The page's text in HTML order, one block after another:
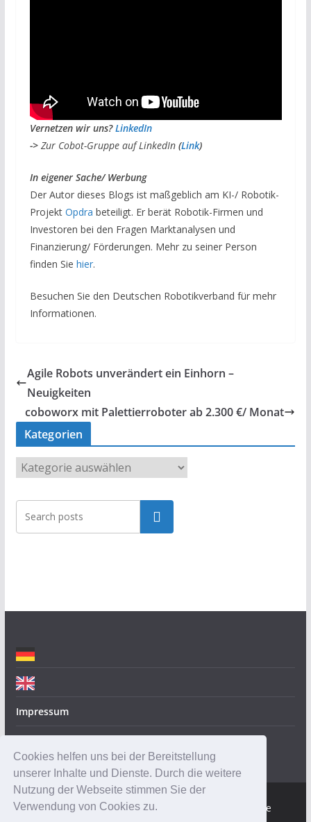
Cookies helfen uns bei der Bereitstellung
unserer Inhalte und Dienste. Durch die weitere
Nutzung der Webseite stimmen Sie der
Verwendung von Cookies zu.
Vernetzen wir uns? LinkedIn
-> Zur Cobot-Gruppe auf LinkedIn(Link)
In eigener Sache/ Werbung
Der Autor dieses Blogs ist maßgeblich am KI-/ Robotik-
Projekt Opdra beteiligt. Er berät Robotik-Firmen und
Investoren bei den Fragen Marktanalysen und
Finanzierung/ Förderungen. Mehr zu seiner Person
finden Sie hier.
Besuchen Sie den Deutschen Robotikverband für mehr
Informationen.
Agile Robots unverändert ein Einhorn –
Neuigkeiten
coboworx mit Palettierroboter ab 2.300 €/ Monat
Kategorien
t
g
Suchen
Impressum
Copyright © 2026Robotik-Insider.de
. Alle Rechte